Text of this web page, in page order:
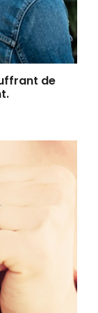
de